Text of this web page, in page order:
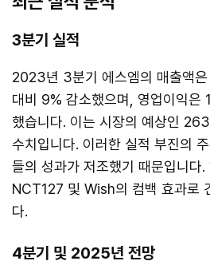
3분기 실적
2023년 3분기 에스엠의 매출액
대비 9% 감소했으며, 영업이익
했습니다. 이는 시장의 예상인
수치입니다. 이러한 실적 부진의
들의 성과가 저조했기 때문입니다
NCT127 및 Wish의 컴백 효과로
다.
4분기 및 2025년 전망